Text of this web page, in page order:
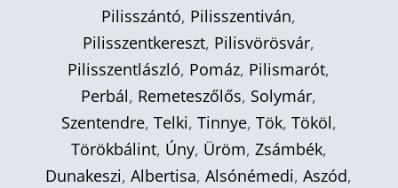
Pilisszántó, Pilisszentiván,
Pilisszentkereszt, Pilisvörösvár,
Pilisszentlászló, Pomáz, Pilismarót,
Perbál, Remeteszőlős, Solymár,
Szentendre, Telki, Tinnye, Tök, Tököl,
Törökbálint, Úny, Üröm, Zsámbék,
Dunakeszi,Albertisa,Alsónémedi,Aszód,